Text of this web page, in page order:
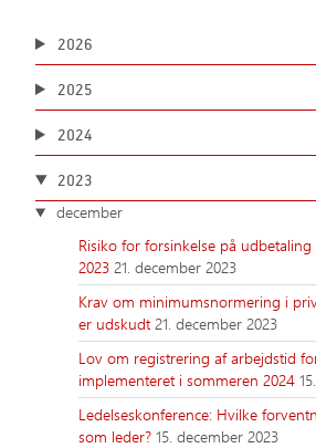
2026
2025
2024
2023
december
Risiko for forsinkelse på
2023 21. december 2023
Krav om minimumsnormering i
er udskudt21. december 2023
Lov om registrering af arbejdstid
implementeret i sommeren 2024
Ledelseskonference: Hvilke
som leder? 15. december 2023